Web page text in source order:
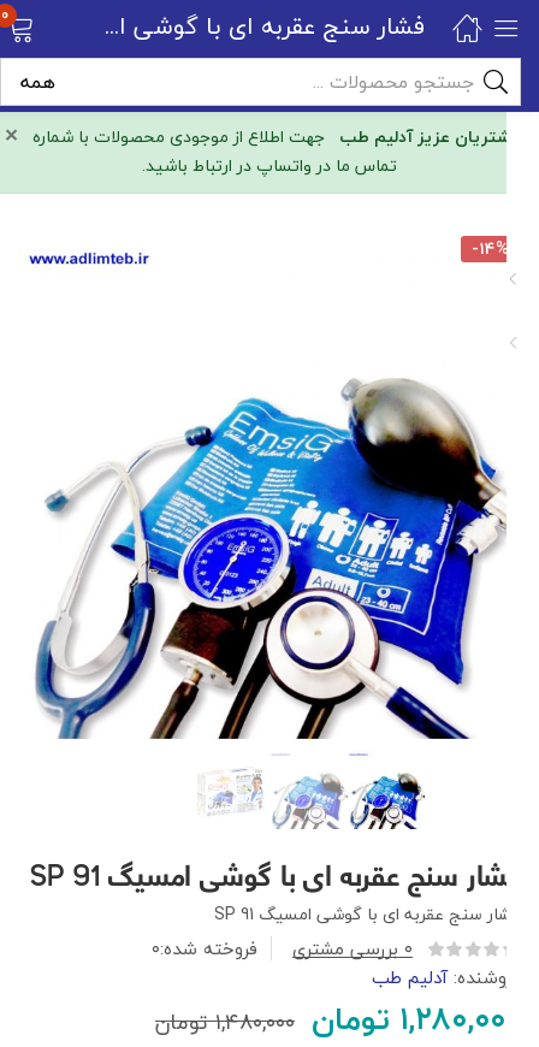
× مشتریان عزیز آدلیم طبجهت اطلاع از موجودی محصولات با شماره
تماس ما در واتساپ در ارتباط باشید.
فشار سنج عقربه ای با گوشی امسیگ SP 91 0
-۱۴%
فشار سنج عقربه ای با گوشی امسیگ SP 91
فشار سنج عقربه ای با گوشی امسیگ SP 91
۰ بررسی مشتری فروخته شده:۰
فروشنده:آدلیم طب
۱,۲۸۰,۰۰۰ تومان ۱,۴۸۰,۰۰۰تومان